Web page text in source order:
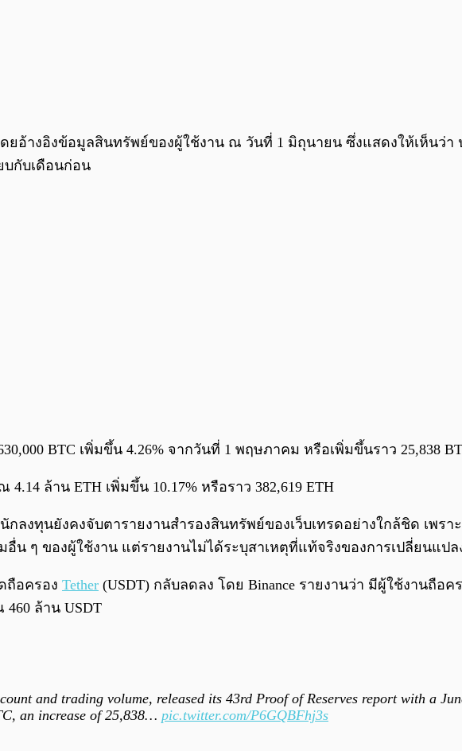
ยอ้างอิงข้อมูลสินทรัพย์ของผู้ใช้งาน ณ วันที่ 1 มิถุนายน ซึ่งแสดงให้เห็นว่า
บกับเดือนก่อน
BTC เพิ่มขึ้น 4.26% จากวันที่ 1 พฤษภาคม หรือเพิ่มขึ้นราว 25,838
ล้าน ETH เพิ่มขึ้น 10.17% หรือราว 382,619 ETH
ลงทุนยังคงจับตารายงานสำรองสินทรัพย์ของเว็บเทรดอย่างใกล้ชิด เพรา
น ๆ ของผู้ใช้งาน แต่รายงานไม่ได้ระบุสาเหตุที่แท้จริงของการเปลี่ยนแปล
ถือครอง Tether (USDT) กลับลดลง โดย Binance รายงานว่า มีผู้ใช้งานถือ
ล้าน USDT
and trading volume, released its 43rd Proof of Reserves report with a
an increase of 25,838… pic.twitter.com/P6GQBFhj3s